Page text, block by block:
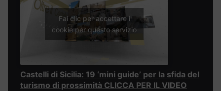
Fai clic per accettare i
cookie per questo servizio
Castelli di Sicilia: 19 ‘mini guide’ per la sfida del
turismo di prossimità CLICCA PER IL VIDEO